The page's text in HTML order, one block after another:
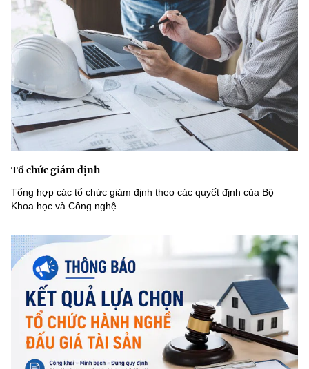
Tổ chức giám định
Tổng hợp các tổ chức giám định theo các quyết định của Bộ
Khoa học và Công nghệ.